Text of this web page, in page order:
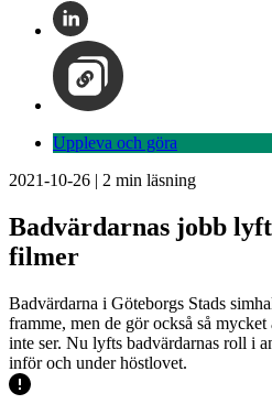
Uppleva och göra
2021-10-26 | 2 min läsning
Badvärdarnas jobb
filmer
Badvärdarna i Göteborgs Stads
framme, men de gör också så mycket
inte ser. Nu lyfts badvärdarnas roll i
inför och under höstlovet.